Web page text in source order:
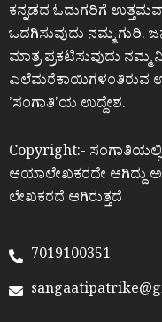
ಕನ್ನಡದ ಓದುಗರಿಗೆ
ಒದಗಿಸುವುದು ನಮ್ಮ ಗುರಿ.
ಮಾತ್ರ ಪ್ರಕಟಿಸುವುದು ನಮ್ಮ
ಎಲೆಮರೆಕಾಯಿಗಳಂತಿರುವ
ʼಸಂಗಾತಿʼಯ ಉದ್ದೇಶ.
Copyright:- ಸಂಗಾತಿಯಲ್ಲಿ
ಆಯಾಲೇಖಕರದೇ ಆಗಿದ್ದು
ಲೇಖಕರದೆ ಆಗಿರುತ್ತದೆ
7019100351